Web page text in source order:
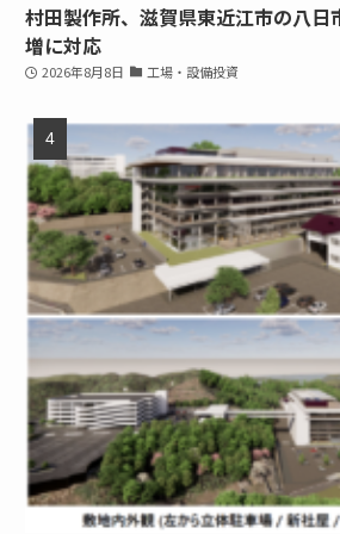
村田製作所、滋賀県東近江市の八
増に対応
2026年8月8日 工場・設備投資